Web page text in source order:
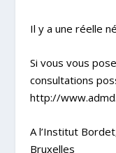
Il y a une réelle
Si vous vous
consultations
http://
A l’Institut
Bruxelles